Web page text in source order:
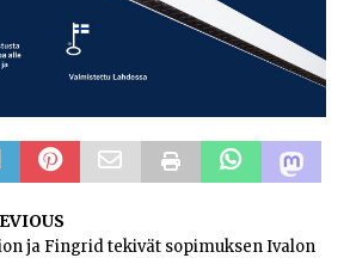
ja Fingrid tekivät sopimuksen Ivalon